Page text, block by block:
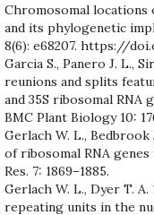
Chromosomal locations
and its phylogenetic
8(6): e68207. https://
Garcia S., Panero J. L.,
reunions and splits
and 35S ribosomal RNA
BMC Plant Biology 10:
Gerlach W. L., Bedbrook
of ribosomal RNA
Res. 7: 1869–1885.
Gerlach W. L., Dyer T.
repeating units in the